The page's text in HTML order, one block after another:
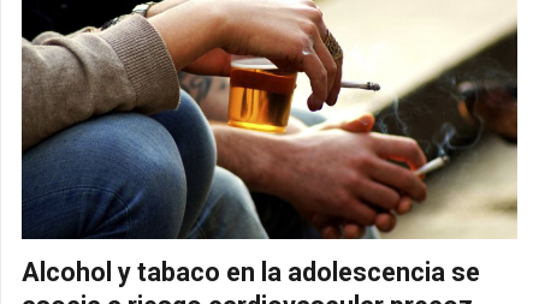
Alcohol y tabaco en la adolescencia se